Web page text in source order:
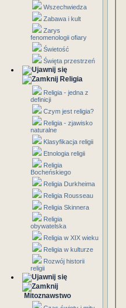
Wszechwiedza
Zabawa i kult
Zarys
fenomenologii ofiary
Świetość
Święta przestrzeń
Religia
Religia - jedna z
definicji
Czym jest religia?
Religia - zjawisko
naturalne
Klasyfikacja religii
Etnologia religii
Religia
Bocheńskiego
Religia Durkheima
Religia Rousseau
Religia Skinnera
Religia
obywatelska
Religia w XIX wieku
Religia w kulturze
Rozwój historii
religii
Mitoznawstwo